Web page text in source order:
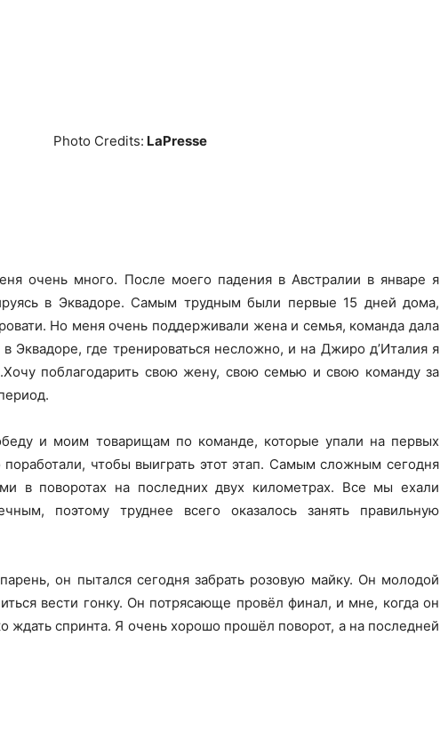
Photo Credits: LaPresse
очень много. После моего падения в Австралии в январе я
в Эквадоре. Самым трудным были первые 15 дней дома,
Но меня очень поддерживали жена и семья, команда дала
Эквадоре, где тренироваться несложно, и на Джиро д’Италия я
поблагодарить свою жену, свою семью и свою команду за
и моим товарищам по команде, которые упали на первых
чтобы выиграть этот этап. Самым сложным сегодня
в поворотах на последних двух километрах. Все мы ехали
поэтому труднее всего оказалось занять правильную
он пытался сегодня забрать розовую майку. Он молодой
вести гонку. Он потрясающе провёл финал, и мне, когда он
ждать спринта. Я очень хорошо прошёл поворот, а на последней